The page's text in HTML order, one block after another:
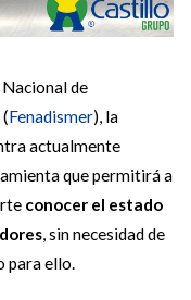
de
Fenadismer), la
actualmente
que permitirá a
conocer el estado
, sin necesidad de
para ello.